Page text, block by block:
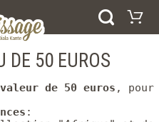
Panier
Votre panier est vide
Visiter la boutique
DE 50 EUROS
de 50 euros ,
: